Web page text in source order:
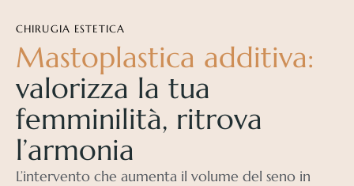
CHIRUGIA ESTETICA
Mastoplastica additiva:
valorizza la tua
femminilità, ritrova
l’armonia
L’intervento che aumenta il volume del seno in